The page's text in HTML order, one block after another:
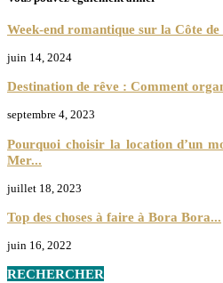
Week-end romantique sur la Côte
juin 14, 2024
Destination de rêve : Comment
septembre 4, 2023
Pourquoi choisir la location d’un
Mer...
juillet 18, 2023
Top des choses à faire à Bora Bora...
juin 16, 2022
RECHERCHER